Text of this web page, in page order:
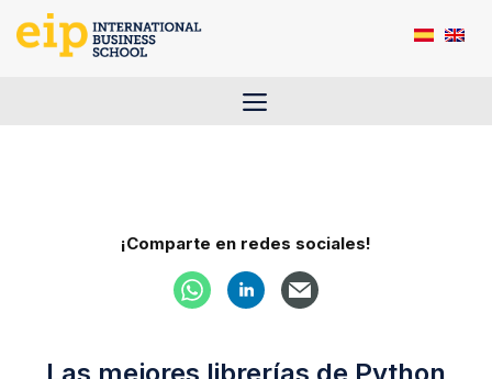
Saltar
Menú
¡Comparte en redes sociales!